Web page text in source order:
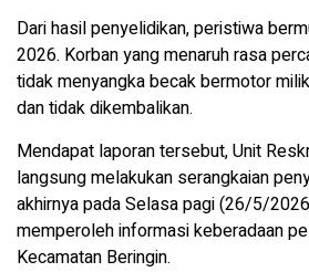
Dari hasil penyelidikan, peristiwa
2026. Korban yang menaruh rasa
tidak menyangka becak bermotor
dan tidak dikembalikan.
Mendapat laporan tersebut, Unit
langsung melakukan serangkaian
akhirnya pada Selasa pagi (26/5/
memperoleh informasi keberadaan
Kecamatan Beringin.